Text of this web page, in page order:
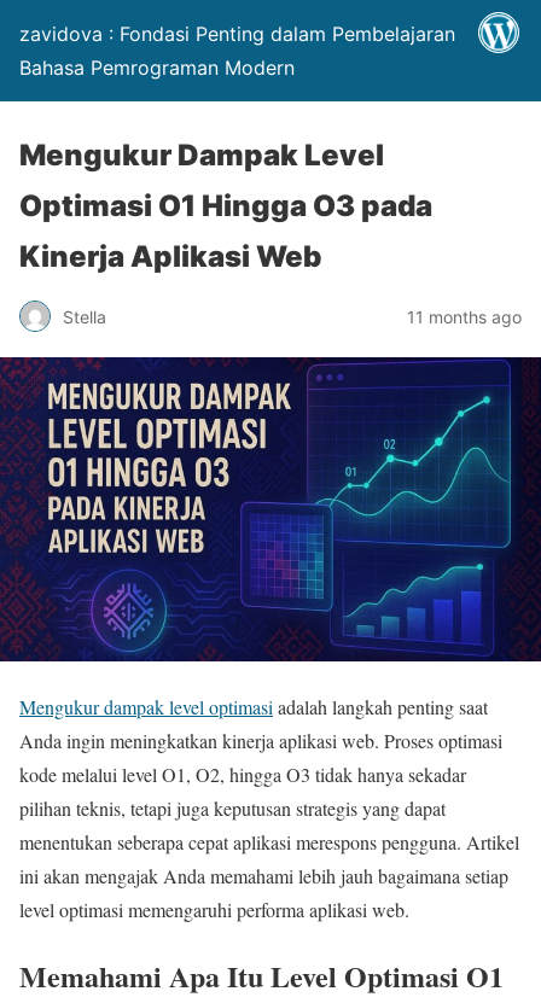
zavidova : Fondasi Penting dalam Pembelajaran
Bahasa Pemrograman Modern
Mengukur Dampak Level
Optimasi O1 Hingga O3 pada
Kinerja Aplikasi Web
Stella 11 months ago
Mengukur dampak level optimasi adalah langkah penting saat
Anda ingin meningkatkan kinerja aplikasi web. Proses optimasi
kode melalui level O1, O2, hingga O3 tidak hanya sekadar
pilihan teknis, tetapi juga keputusan strategis yang dapat
menentukan seberapa cepat aplikasi merespons pengguna. Artikel
ini akan mengajak Anda memahami lebih jauh bagaimana setiap
level optimasi memengaruhi performa aplikasi web.
Memahami Apa Itu Level Optimasi O1